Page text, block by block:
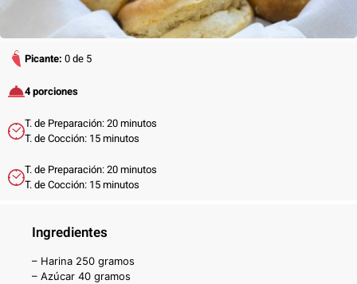
Picante: 0 de 5
4 porciones
T. de Preparación: 20 minutos
T. de Cocción: 15 minutos
T. de Preparación: 20 minutos
T. de Cocción: 15 minutos
Ingredientes
– Harina 250 gramos
– Azúcar 40 gramos